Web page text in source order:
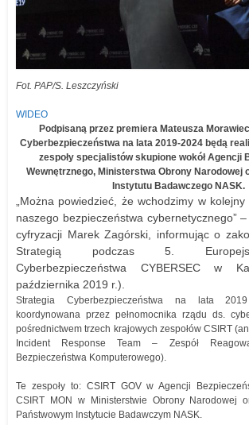
Fot. PAP/S. Leszczyński
WIDEO
Podpisaną przez premiera Mateusza
Cyberbezpieczeństwa na lata 2019-2024 będą
zespoły specjalistów skupione wokół Agencji
Wewnętrznego, Ministerstwa Obrony Narodowej
Instytutu Badawczego NASK.
„Można powiedzieć, że wchodzimy w
naszego bezpieczeństwa cybernetycznego”
cyfryzacji Marek Zagórski, informując o
Strategią podczas 5.
Cyberbezpieczeństwa CYBERSEC w
października 2019 r.).
Strategia Cyberbezpieczeństwa na lata
koordynowana przez pełnomocnika rządu ds.
pośrednictwem trzech krajowych zespołów CSIRT
Incident Response Team – Zespół
Bezpieczeństwa Komputerowego).
Te zespoły to: CSIRT GOV w Agencji
CSIRT MON w Ministerstwie Obrony Narodowej
Państwowym Instytucie Badawczym NASK.